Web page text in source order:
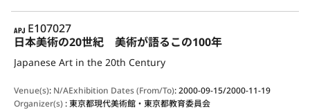
APJ
E107027
日本美術の20世紀 美術が語るこの100年
Japanese Art in the 20th Century
Venue(s): N/AExhibition Dates (From/To):2000-09-15/2000-11-19
Organizer(s):東京都現代美術館・東京都教育委員会